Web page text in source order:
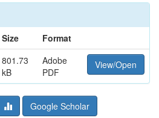
Size
Format
801.73
kB
Adobe
PDF
View/Open
Google Scholar